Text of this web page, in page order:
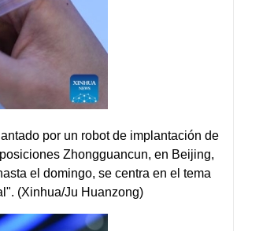
por un robot de implantación de
Zhongguancun, en Beijing,
el domingo, se centra en el tema
(Xinhua/Ju Huanzong)